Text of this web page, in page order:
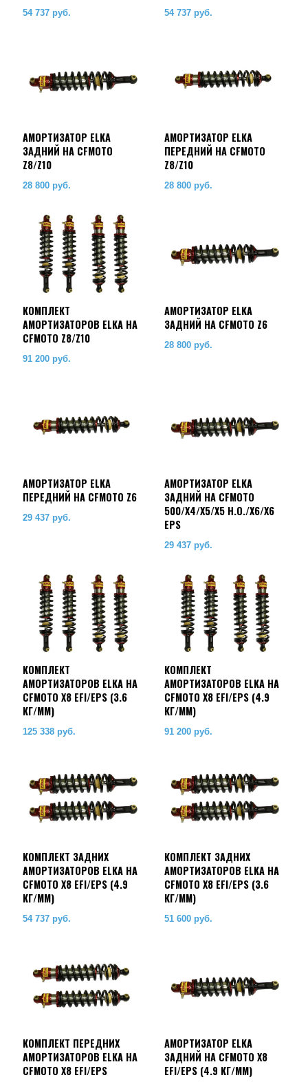
54 737 руб. 54 737 руб.
АМОРТИЗАТОР ELKA
ЗАДНИЙ НА CFMOTO
Z8/Z10
28 800 руб.
АМОРТИЗАТОР ELKA
ПЕРЕДНИЙ НА CFMOTO
Z8/Z10
28 800 руб.
КОМПЛЕКТ
АМОРТИЗАТОРОВ ELKA НА
CFMOTO Z8/Z10
91 200 руб.
АМОРТИЗАТОР ELKA
ЗАДНИЙ НА CFMOTO Z6
28 800 руб.
АМОРТИЗАТОР ELKA
ПЕРЕДНИЙ НА CFMOTO Z6
29 437 руб.
АМОРТИЗАТОР ELKA
ЗАДНИЙ НА CFMOTO
500/X4/X5/X5 H.O./X6/X6
EPS
29 437 руб.
КОМПЛЕКТ
АМОРТИЗАТОРОВ ELKA НА
CFMOTO X8 EFI/EPS (3.6
КГ/ММ)
125 338 руб.
КОМПЛЕКТ
АМОРТИЗАТОРОВ ELKA НА
CFMOTO X8 EFI/EPS (4.9
КГ/ММ)
91 200 руб.
КОМПЛЕКТ ЗАДНИХ
АМОРТИЗАТОРОВ ELKA НА
CFMOTO X8 EFI/EPS (4.9
КГ/ММ)
54 737 руб.
КОМПЛЕКТ ЗАДНИХ
АМОРТИЗАТОРОВ ELKA НА
CFMOTO X8 EFI/EPS (3.6
КГ/ММ)
51 600 руб.
КОМПЛЕКТ ПЕРЕДНИХ
АМОРТИЗАТОРОВ ELKA НА
CFMOTO X8 EFI/EPS
АМОРТИЗАТОР ELKA
ЗАДНИЙ НА CFMOTO X8
EFI/EPS (4.9 КГ/ММ)